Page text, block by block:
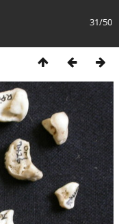
31/50